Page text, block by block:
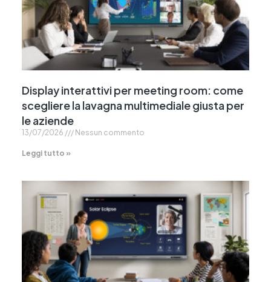
Display interattivi per meeting room: come
scegliere la lavagna multimediale giusta per
le aziende
13/07/2026 Nessun commento
Leggi tutto »